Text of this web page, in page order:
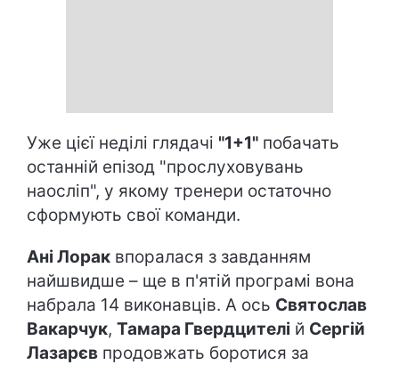
Уже цієї неділі глядачі "1+1" побачать
останній епізод "прослуховувань
наосліп", у якому тренери остаточно
сформують свої команди.
Ані Лорак впоралася з завданням
найшвидше – ще в п'ятій програмі вона
набрала 14 виконавців. А ось Святослав
Вакарчук, Тамара Гвердцителі й Сергій
Лазарєв продовжать боротися за